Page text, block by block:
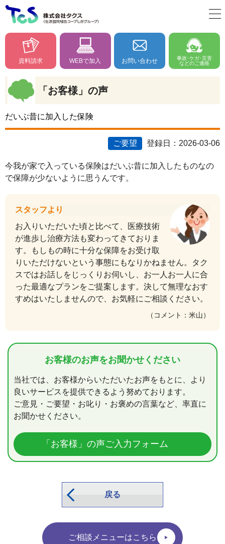
資料請求 WEBで加入 お問い合わせ
事故･ケガ･災害
などのご連絡
「お客様」の声
だいぶ昔に加入した保険
ご要望 登録日：2026-03-06
今我が家で入っている保険はだいぶ昔に加入したものなの
で保障が少ないように思うんです。
スタッフより
お入りいただいた頃と比べて、医療技術
が進歩し治療方法も変わってきておりま
す。もしもの時に十分な保障をお受け取
りいただけないという事態にもなりかねません。タク
スではお話しをじっくりお伺いし、お一人お一人に合
った最適なプランをご提案します。決して無理なおす
すめはいたしませんので、お気軽にご相談ください。
（コメント：米山）
お客様のお声をお聞かせください
当社では、お客様からいただいたお声をもとに、より
良いサービスを提供できるよう努めております。
ご意見・ご要望・お叱り・お褒めの言葉など、率直に
お聞かせください。
「お客様」の声ご入力フォーム
戻る
ご相談メニューはこちら